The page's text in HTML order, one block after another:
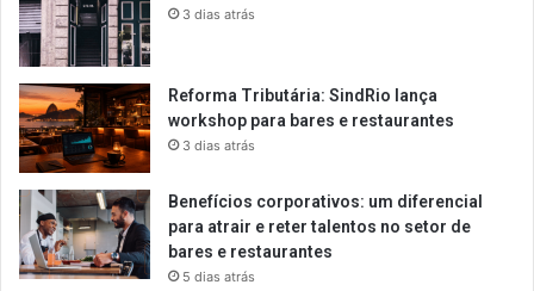
3 dias atrás
Reforma Tributária: SindRio lança
workshop para bares e restaurantes
3 dias atrás
Benefícios corporativos: um diferencial
para atrair e reter talentos no setor de
bares e restaurantes
5 dias atrás